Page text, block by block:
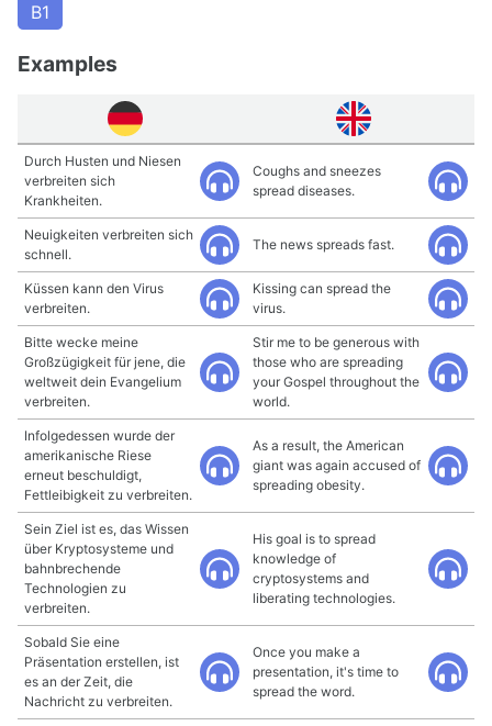
B1
Examples
Durch Husten und Niesen
verbreiten sich
Krankheiten.
Coughs and sneezes
spread diseases.
Neuigkeiten verbreiten sich
schnell.
The news spreads fast.
Küssen kann den Virus
verbreiten.
Kissing can spread the
virus.
Bitte wecke meine
Großzügigkeit für jene, die
weltweit dein Evangelium
verbreiten.
Stir me to be generous with
those who are spreading
your Gospel throughout the
world.
Infolgedessen wurde der
amerikanische Riese
erneut beschuldigt,
Fettleibigkeit zu verbreiten.
As a result, the American
giant was again accused of
spreading obesity.
Sein Ziel ist es, das Wissen
über Kryptosysteme und
bahnbrechende
Technologien zu
verbreiten.
His goal is to spread
knowledge of
cryptosystems and
liberating technologies.
Sobald Sie eine
Präsentation erstellen, ist
es an der Zeit, die
Nachricht zu verbreiten.
Once you make a
presentation, it's time to
spread the word.